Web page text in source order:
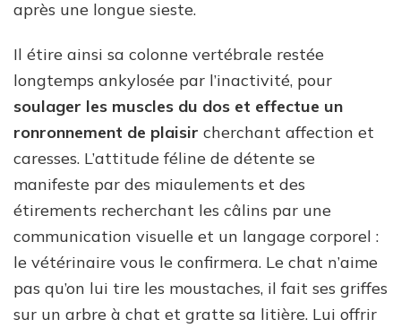
après une longue sieste.
Il étire ainsi sa colonne vertébrale restée
longtemps ankylosée par l’inactivité, pour
soulager les muscles du dos et effectue un
ronronnement de plaisir cherchant affection et
caresses. L’attitude féline de détente se
manifeste par des miaulements et des
étirements recherchant les câlins par une
communication visuelle et un langage corporel :
le vétérinaire vous le confirmera. Le chat n’aime
pas qu’on lui tire les moustaches, il fait ses griffes
sur un arbre à chat et gratte sa litière. Lui offrir